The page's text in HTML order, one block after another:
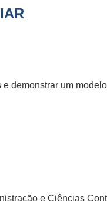
demonstrar um
e Ciências